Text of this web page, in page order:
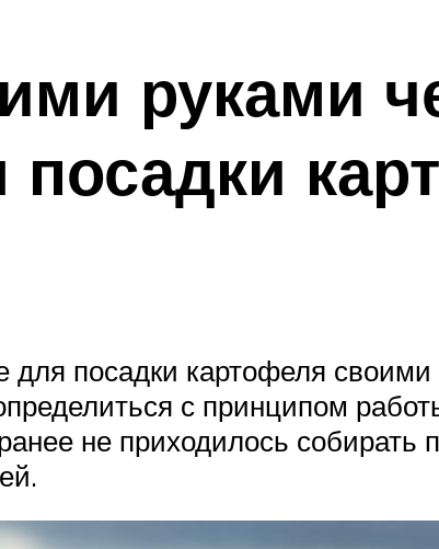
руками
для посадки картофеля
с принципом
не приходилось собирать